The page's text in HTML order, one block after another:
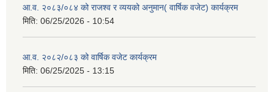
आ.व. २०८३/०८४ को राजश्व र व्ययको अनुमान( वार्षिक वजेट) कार्यक्रम
मिति: 06/25/2026 - 10:54
आ.व. २०८२/०८३ को वार्षिक वजेट कार्यक्रम
मिति: 06/25/2025 - 13:15